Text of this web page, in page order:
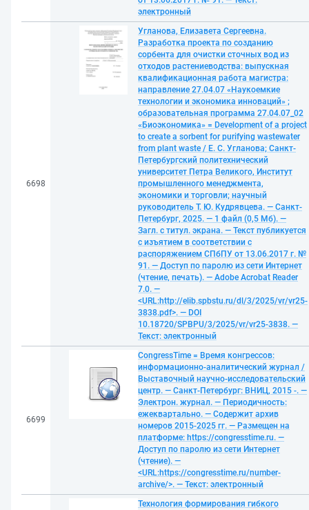
электронный
6698
Угланова, Елизавета Сергеевна.
Разработка проекта по созданию
сорбента для очистки сточных вод из
отходов растениеводства: выпускная
квалификационная работа магистра:
направление 27.04.07 «Наукоемкие
технологии и экономика инноваций» ;
образовательная программа 27.04.07_02
«Биоэкономика» = Development of a project
to create a sorbent for purifying wastewater
from plant waste / Е. С. Угланова; Санкт-
Петербургский политехнический
университет Петра Великого, Институт
промышленного менеджмента,
экономики и торговли; научный
руководитель Т. Ю. Кудрявцева. — Санкт-
Петербург, 2025. — 1 файл (0,5 Мб). —
Загл. с титул. экрана. — Текст публикуется
с изъятием в соответствии с
распоряжением СПбПУ от 13.06.2017 г. №
91. — Доступ по паролю из сети Интернет
(чтение, печать). — Adobe Acrobat Reader
7.0. —
<URL:http://elib.spbstu.ru/dl/3/2025/vr/vr25-
3838.pdf>. — DOI
10.18720/SPBPU/3/2025/vr/vr25-3838. —
Текст: электронный
6699
CongressTime = Время конгрессов:
информационно-аналитический журнал /
Выставочный научно-исследовательский
центр. — Санкт-Петербург: ВНИЦ, 2015 -. —
Электрон. журнал. — Периодичность:
ежеквартально. — Содержит архив
номеров 2015-2025 гг. — Размещен на
платформе: https://congresstime.ru. —
Доступ по паролю из сети Интернет
(чтение). —
<URL:https://congresstime.ru/number-
archive/>. — Текст: электронный
Технология формирования гибкого